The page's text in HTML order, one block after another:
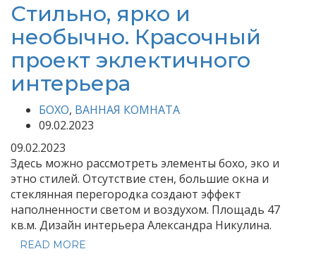
Стильно, ярко и
необычно. Красочный
проект эклектичного
интерьера
БОХО, ВАННАЯ КОМНАТА
09.02.2023
09.02.2023
Здесь можно рассмотреть элементы бохо, эко и
этно стилей. Отсутствие стен, большие окна и
стеклянная перегородка создают эффект
наполненности светом и воздухом. Площадь 47
кв.м. Дизайн интерьера Александра Никулина.
READ MORE